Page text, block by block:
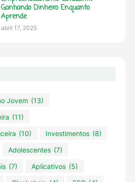
Ganhando Dinheiro Enquanto
Aprende
abril 17, 2025
Jovem (13)
(11)
(10) Investimentos (8)
Adolescentes (7)
(7) Aplicativos (5)